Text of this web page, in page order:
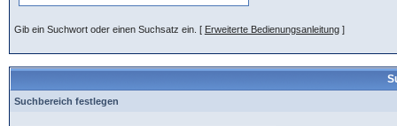
Gib ein Suchwort oder einen Suchsatz ein. [ Erweiterte Bedienungsanleitung]
Suchbereich festlegen